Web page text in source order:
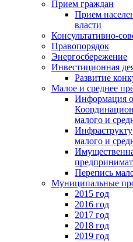
Прием граждан
Прием
власти
Консультативно-
Правопорядок
Энергосбережение
Инвестиционная
Развитие
Малое и среднее
Информация о
малого и
малого и
Перепись
Муниципальные
2015 год
2016 год
2017 год
2018 год
2019 год